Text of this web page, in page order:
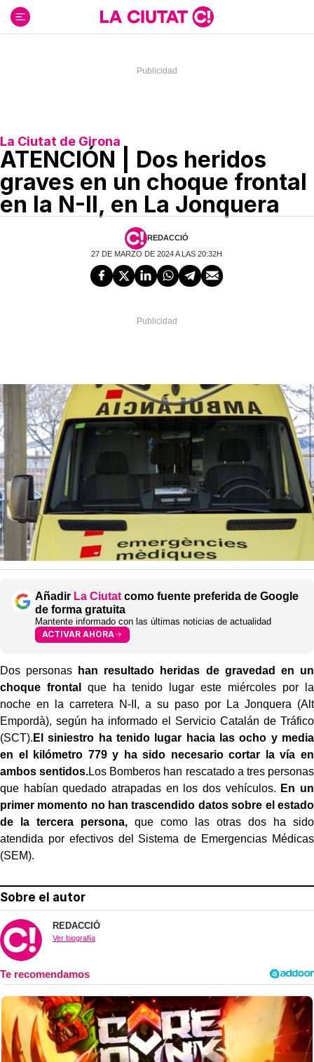
contenido
La Ciutat de Girona
ATENCIÓN | Dos heridos
graves en un choque frontal
en la N-II, en La Jonquera
REDACCIÓ
27 DE MARZO DE 2024 A LAS 20:32H
Añadir La Ciutat como fuente preferida de Google
de forma gratuita
Mantente informado con las últimas noticias de actualidad
ACTIVAR AHORA
Dos personas
han resultado heridas de gravedad en un
choque frontal
que ha tenido lugar este miércoles por la
noche en la carretera N-II, a su paso por La Jonquera (Alt
Empordà), según ha informado el Servicio Catalán de Tráfico
(SCT). El siniestro ha tenido lugar hacia las ocho y media
en el kilómetro 779 y ha sido necesario cortar la vía en
ambos sentidos.Los Bomberos han rescatado a tres personas
que habían quedado atrapadas en los dos vehículos. En un
primer momento no han trascendido datos sobre el estado
de la tercera persona,que como las otras dos ha sido
atendida por efectivos del Sistema de Emergencias Médicas
(SEM).
Sobre el autor
REDACCIÓ
Ver biografía